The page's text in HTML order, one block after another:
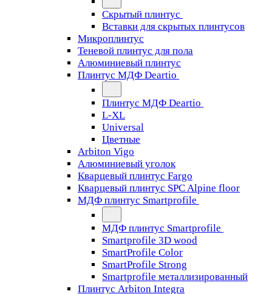
Скрытый плинтус
Вставки для скрытых плинтусов
Микроплинтус
Теневой плинтус для пола
Алюминиевый плинтус
Плинтус МДФ Deartio
Плинтус МДФ Deartio
L-XL
Universal
Цветные
Arbiton Vigo
Алюминиевый уголок
Кварцевый плинтус Fargo
Кварцевый плинтус SPC Alpine floor
МДФ плинтус Smartprofile
МДФ плинтус Smartprofile
Smartprofile 3D wood
SmartProfile Color
SmartProfile Strong
Smartprofile металлизированный
Плинтус Arbiton Integra